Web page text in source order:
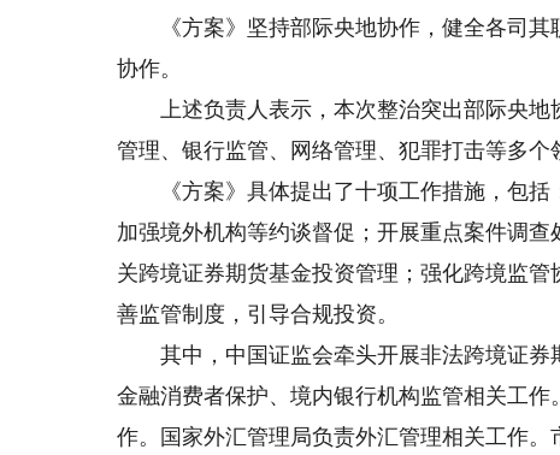
《方案》坚持部际央地协作，健全各司其
协作。
上述负责人表示，本次整治突出部际央地
管理、银行监管、网络管理、犯罪打击等多个
《方案》具体提出了十项工作措施，包括
加强境外机构等约谈督促；开展重点案件调
关跨境证券期货基金投资管理；强化跨境监
善监管制度，引导合规投资。
其中，中国证监会牵头开展非法跨境证券
金融消费者保护、境内银行机构监管相关工
作。国家外汇管理局负责外汇管理相关工作